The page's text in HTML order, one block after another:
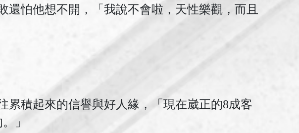
怕他想不開，「我說不會啦，天性樂觀，而且
累積起來的信譽與好人緣，「現在崴正的8成客
」